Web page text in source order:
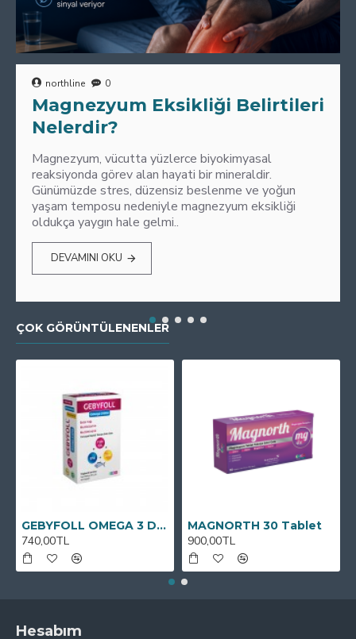
northline 0
Magnezyum Eksikliği Belirtileri
Nelerdir?
Magnezyum, vücutta yüzlerce biyokimyasal
reaksiyonda görev alan hayati bir mineraldir.
Günümüzde stres, düzensiz beslenme ve yoğun
yaşam temposu nedeniyle magnezyum eksikliği
oldukça yaygın hale gelmi..
DEVAMINI OKU
ÇOK GÖRÜNTÜLENENLER
GEBYFOLL OMEGA 3 DHA
740,00TL
MAGNORTH 30 Tablet
900,00TL
Hesabım